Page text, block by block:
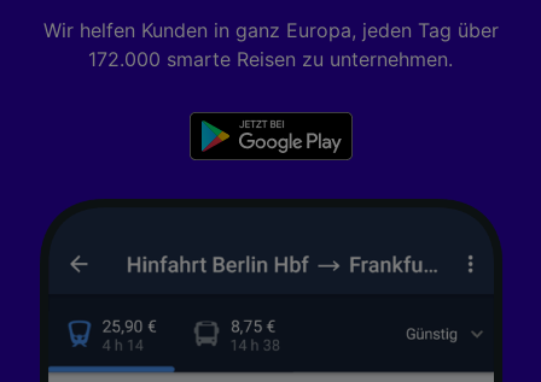
Wir helfen Kunden in ganz Europa, jeden Tag über
172.000 smarte Reisen zu unternehmen.